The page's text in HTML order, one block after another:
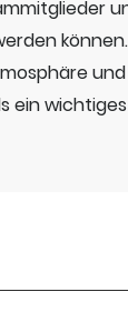
können.
ein